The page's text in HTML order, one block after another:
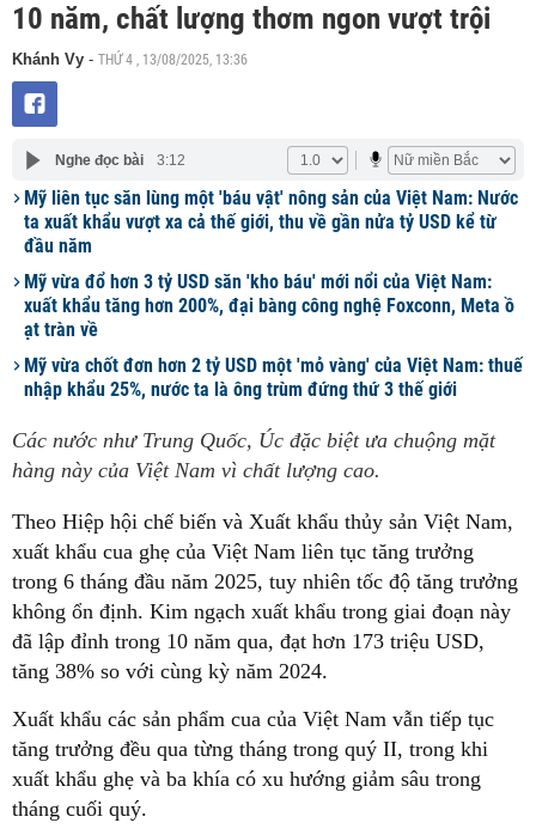
10 năm, chất lượng thơm ngon vượt trội
Khánh Vy - THỨ 4 , 13/08/2025, 13:36
Nghe đọc bài 3:12
Mỹ liên tục săn lùng một 'báu vật' nông sản của Việt Nam: Nước
ta xuất khẩu vượt xa cả thế giới, thu về gần nửa tỷ USD kể từ
đầu năm
Mỹ vừa đổ hơn 3 tỷ USD săn 'kho báu' mới nổi của Việt Nam:
xuất khẩu tăng hơn 200%, đại bàng công nghệ Foxconn, Meta ồ
ạt tràn về
Mỹ vừa chốt đơn hơn 2 tỷ USD một 'mỏ vàng' của Việt Nam: thuế
nhập khẩu 25%, nước ta là ông trùm đứng thứ 3 thế giới
Các nước như Trung Quốc, Úc đặc biệt ưa chuộng mặt
hàng này của Việt Nam vì chất lượng cao.
Theo Hiệp hội chế biến và Xuất khẩu thủy sản Việt Nam,
xuất khẩu cua ghẹ của Việt Nam liên tục tăng trưởng
trong 6 tháng đầu năm 2025, tuy nhiên tốc độ tăng trưởng
không ổn định. Kim ngạch xuất khẩu trong giai đoạn này
đã lập đỉnh trong 10 năm qua, đạt hơn 173 triệu USD,
tăng 38% so với cùng kỳ năm 2024.
Xuất khẩu các sản phẩm cua của Việt Nam vẫn tiếp tục
tăng trưởng đều qua từng tháng trong quý II, trong khi
xuất khẩu ghẹ và ba khía có xu hướng giảm sâu trong
tháng cuối quý.